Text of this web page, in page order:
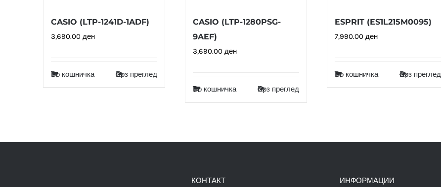
CASIO (LTP-1241D-1ADF)
3,690.00 ден
Во кошничка Брз преглед
CASIO (LTP-1280PSG-
9AEF)
3,690.00 ден
Во кошничка Брз преглед
ESPRIT (ES1L215M0095)
7,990.00 ден
Во кошничка Брз преглед
КОНТАКТ ИНФОРМАЦИИ